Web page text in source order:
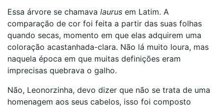
Essa árvore se chamava laurus em Latim. A
comparação de cor foi feita a partir das suas folhas
quando secas, momento em que elas adquirem uma
coloração acastanhada-clara. Não lá muito loura, mas
naquela época em que muitas definições eram
imprecisas quebrava o galho.
Não, Leonorzinha, devo dizer que não se trata de uma
homenagem aos seus cabelos, isso foi composto